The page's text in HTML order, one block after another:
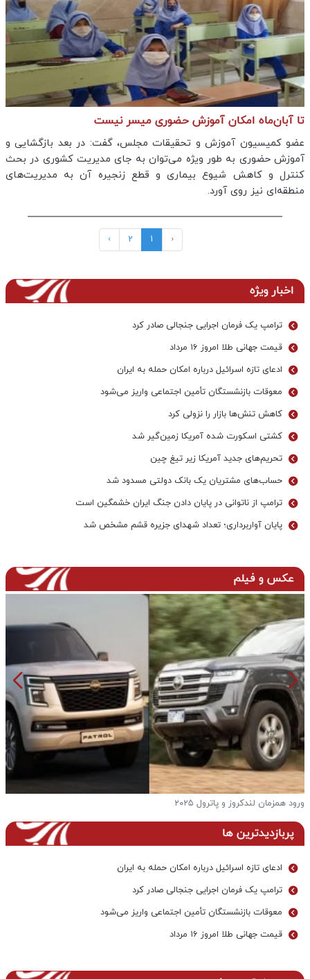
تا آبان‌ماه امکان آموزش حضوری میسر نیست
عضو کمیسیون آموزش و تحقیقات مجلس، گفت: در بعد بازگشایی و
آموزش حضوری به طور ویژه می‌توان به جای مدیریت کشوری در بحث
کنترل و کاهش شیوع بیماری و قطع زنجیره آن به مدیریت‌های
منطقه‌ای نیز روی آورد.
‹
1
2
›
اخبار ویژه
ترامپ یک فرمان اجرایی جنجالی صادر کرد
قیمت جهانی طلا امروز ۱۶ مرداد
ادعای تازه اسرائیل درباره امکان حمله به ایران
معوقات بازنشستگان تأمین اجتماعی واریز می‌شود
کاهش تنش‌ها بازار را نزولی کرد
کشتی اسکورت شده آمریکا زمین‌گیر شد
تحریم‌های جدید آمریکا زیر تیغ چین
حساب‌های مشتریان یک بانک‌ دولتی مسدود شد
ترامپ از ناتوانی در پایان دادن جنگ ایران خشمگین است
پایان آواربرداری؛ تعداد شهدای جزیره قشم مشخص شد
عکس و فیلم
ورود همزمان لندکروز و پاترول ۲۰۲۵
پربازدیدترین ها
ادعای تازه اسرائیل درباره امکان حمله به ایران
ترامپ یک فرمان اجرایی جنجالی صادر کرد
معوقات بازنشستگان تأمین اجتماعی واریز می‌شود
قیمت جهانی طلا امروز ۱۶ مرداد